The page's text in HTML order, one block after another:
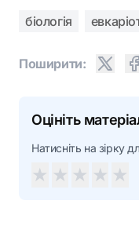
біологія
Поширити:
Оцініть
Натисніть на зірку
★ ★ ★ ★ ★